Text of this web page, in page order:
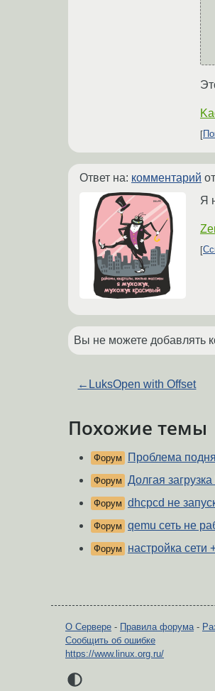
Ответ на: комментарий
Я
Вы не можете добавлять
← LuksOpen with Offset
Похожие темы
Форум Проблема
Форум Долгая
Форум dhcpcd не
Форум qemu сеть не
Форум настройка сети
О Сервере - Правила форума-
Сообщить об ошибке
https://www.linux.org.ru/